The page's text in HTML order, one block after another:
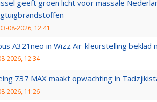
geeft groen licht voor massale
08-2026, 12:41
A321neo in Wizz Air-kleurstelling beklad
2026, 12:34
737 MAX maakt opwachting in
2026, 11:26